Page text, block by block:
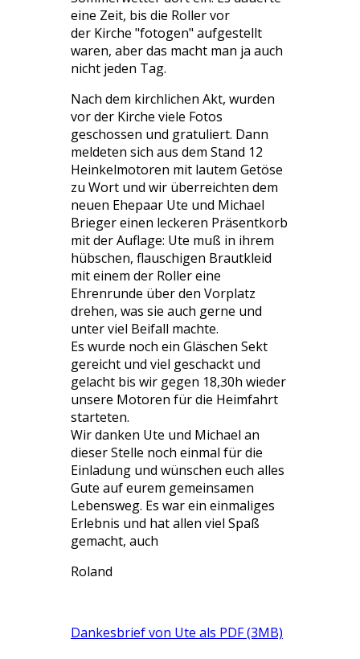
eine Zeit, bis die Roller vor
der Kirche "fotogen" aufgestellt
waren, aber das macht man ja auch
nicht jeden Tag.
Nach dem kirchlichen Akt, wurden
vor der Kirche viele Fotos
geschossen und gratuliert. Dann
meldeten sich aus dem Stand 12
Heinkelmotoren mit lautem Getöse
zu Wort und wir überreichten dem
neuen Ehepaar Ute und Michael
Brieger einen leckeren Präsentkorb
mit der Auflage: Ute muß in ihrem
hübschen, flauschigen Brautkleid
mit einem der Roller eine
Ehrenrunde über den Vorplatz
drehen, was sie auch gerne und
unter viel Beifall machte.
Es wurde noch ein Gläschen Sekt
gereicht und viel geschackt und
gelacht bis wir gegen 18,30h wieder
unsere Motoren für die Heimfahrt
starteten.
Wir danken Ute und Michael an
dieser Stelle noch einmal für die
Einladung und wünschen euch alles ​
Gute auf eurem gemeinsamen
Lebensweg. Es war ein einmaliges
Erlebnis und hat allen viel Spaß
gemacht, auch
Roland
Dankesbrief von Ute als PDF (3MB)